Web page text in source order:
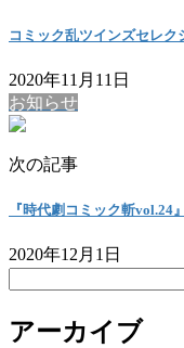
コミック乱ツインズセレ
2020年11月11日
お知らせ
次の記事
『時代劇コミック斬vol.24
2020年12月1日
アーカイブ